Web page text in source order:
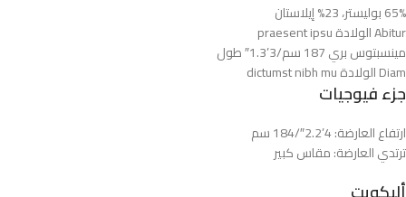
65% بوليستر، 23% إيلاستان
Abitur الولادة praesent ipsu
مينسبتوس بري 187 سم/3’1.3″ طول
Diam الولادة dictumst nibh mu
جزء فيوجيات
ارتفاع العارضة: 4’2.2″/184 سم
ترتدي العارضة: مقاس كبير